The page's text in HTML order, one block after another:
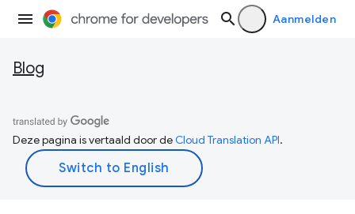
Aanmelden
Blog
Deze pagina is vertaald door deCloud Translation API.